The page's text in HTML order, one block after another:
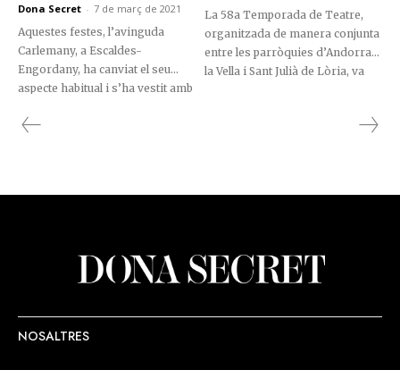
Dona Secret - 7 de març de 2021
Aquestes festes, l’avinguda
Carlemany, a Escaldes-
Engordany, ha canviat el seu
aspecte habitual i s’ha vestit amb
il·luminació singular que li ha
La 58a Temporada de Teatre,
organitzada de manera conjunta
entre les parròquies d’Andorra
la Vella i Sant Julià de Lòria, va
NOSALTRES